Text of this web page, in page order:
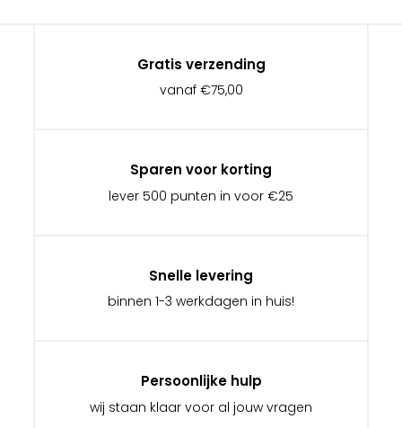
Gratis verzending
vanaf €75,00
Sparen voor korting
lever 500 punten in voor €25
Snelle levering
binnen 1-3 werkdagen in huis!
Persoonlijke hulp
wij staan klaar voor al jouw vragen